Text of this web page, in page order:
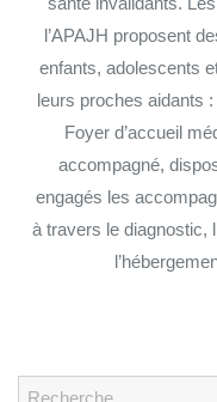
l’APAJH proposent
enfants, adolescents
leurs proches aidants
Foyer d’accueil
accompagné,
engagés les
à travers le diagnostic,
Search